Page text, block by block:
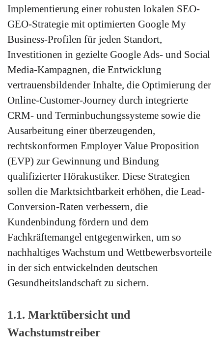
Implementierung einer robusten lokalen SEO-
GEO-Strategie mit optimierten Google My
Business-Profilen für jeden Standort,
Investitionen in gezielte Google Ads- und Social
Media-Kampagnen, die Entwicklung
vertrauensbildender Inhalte, die Optimierung der
Online-Customer-Journey durch integrierte
CRM- und Terminbuchungssysteme sowie die
Ausarbeitung einer überzeugenden,
rechtskonformen Employer Value Proposition
(EVP) zur Gewinnung und Bindung
qualifizierter Hörakustiker. Diese Strategien
sollen die Marktsichtbarkeit erhöhen, die Lead-
Conversion-Raten verbessern, die
Kundenbindung fördern und dem
Fachkräftemangel entgegenwirken, um so
nachhaltiges Wachstum und Wettbewerbsvorteile
in der sich entwickelnden deutschen
Gesundheitslandschaft zu sichern.
1.1. Marktübersicht und
Wachstumstreiber